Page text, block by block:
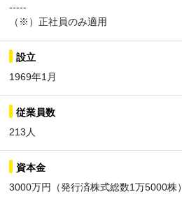
-----
（※）正社員のみ適用
設立
1969年1月
従業員数
213人
資本金
3000万円（発行済株式総数1万5000株）